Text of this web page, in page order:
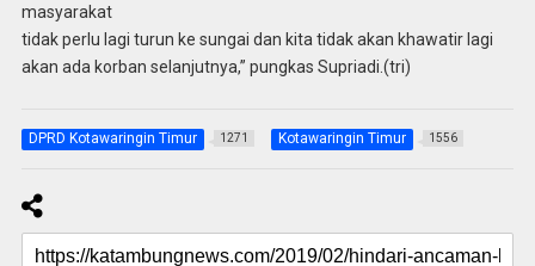
masyarakat
tidak perlu lagi turun ke sungai dan kita tidak akan khawatir lagi
akan ada korban selanjutnya,” pungkas Supriadi.(tri)
DPRD Kotawaringin Timur 1271 Kotawaringin Timur 1556